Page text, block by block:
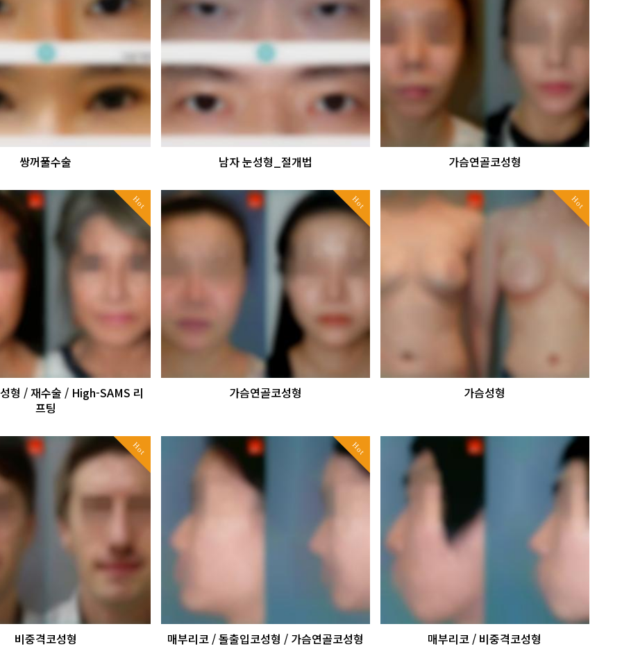
쌍꺼풀수술 남자 눈성형_절개법 가슴연골코성형
Hot
형 / 재수술 / High-SAMS 리
프팅
Hot
가슴연골코성형
Hot
가슴성형
Hot
비중격코성형
Hot
매부리코 / 돌출입코성형 / 가슴연골코성형 매부리코 / 비중격코성형